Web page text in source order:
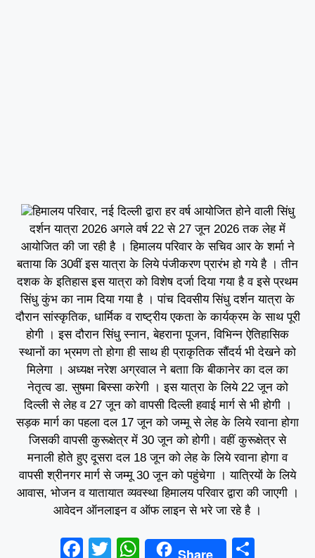
हिमालय परिवार, नई दिल्ली द्वारा हर वर्ष आयोजित होने वाली सिंधु
दर्शन यात्रा 2026 अगले वर्ष 22 से 27 जून 2026 तक लेह में
आयोजित की जा रही है । हिमालय परिवार के सचिव आर के शर्मा ने
बताया कि 30वीं इस यात्रा के लिये पंजीकरण प्रारंभ हो गये है । तीन
दशक के इतिहास इस यात्रा को विशेष दर्जा दिया गया है व इसे प्रथम
सिंधु कुंभ का नाम दिया गया है । पांच दिवसीय सिंधु दर्शन यात्रा के
दौरान सांस्कृतिक, धार्मिक व राष्ट्रीय एकता के कार्यक्रम के साथ पूरी
होगी । इस दौरान सिंधु स्नान, बेहराना पूजन, विभिन्न ऐतिहासिक
स्थानों का भ्रमण तो होगा ही साथ ही प्राकृतिक सौंदर्य भी देखने को
मिलेगा । अध्यक्ष नरेश अग्रवाल ने बताा कि बीकानेर का दल का
नेतृत्व डा. सुषमा बिस्सा करेगी । इस यात्रा के लिये 22 जून को
दिल्ली से लेह व 27 जून को वापसी दिल्ली हवाई मार्ग से भी होगी ।
सड़क मार्ग का पहला दल 17 जून को जम्मू से लेह के लिये रवाना होगा
जिसकी वापसी कुरूक्षेत्र में 30 जून को होगी। वहीं कुरूक्षेत्र से
मनाली होते हुए दूसरा दल 18 जून को लेह के लिये रवाना होगा व
वापसी श्रीनगर मार्ग से जम्मू 30 जून को पहुंचेगा । यात्रियों के लिये
आवास, भोजन व यातायात व्यवस्था हिमालय परिवार द्वारा की जाएगी ।
आवेदन ऑनलाइन व ऑफ लाइन से भरे जा रहे है ।
F
T
W